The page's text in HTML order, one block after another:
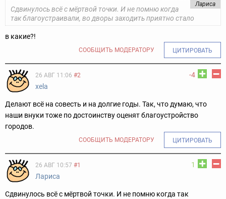
Лариса
Сдвинулось всё с мёртвой точки. И не помню когда
так благоустраивали, во дворы заходить приятно стало
в какие?!
СООБЩИТЬ МОДЕРАТОРУ ЦИТИРОВАТЬ
-4
26 АВГ 11:06 #2
xela
Делают всё на совесть и на долгие годы. Так, что думаю, что
наши внуки тоже по достоинству оценят благоустройство
городов.
СООБЩИТЬ МОДЕРАТОРУ ЦИТИРОВАТЬ
1
26 АВГ 10:57 #1
Лариса
Сдвинулось всё с мёртвой точки. И не помню когда так